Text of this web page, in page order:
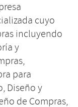
cuyo
incluyendo
y
para
Diseño y
de Compras,